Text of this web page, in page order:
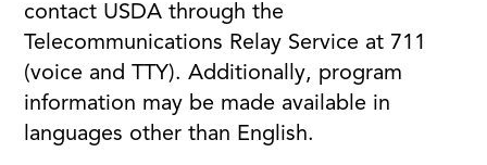
contact USDA through the
Telecommunications Relay Service at 711
(voice and TTY). Additionally, program
information may be made available in
languages other than English.